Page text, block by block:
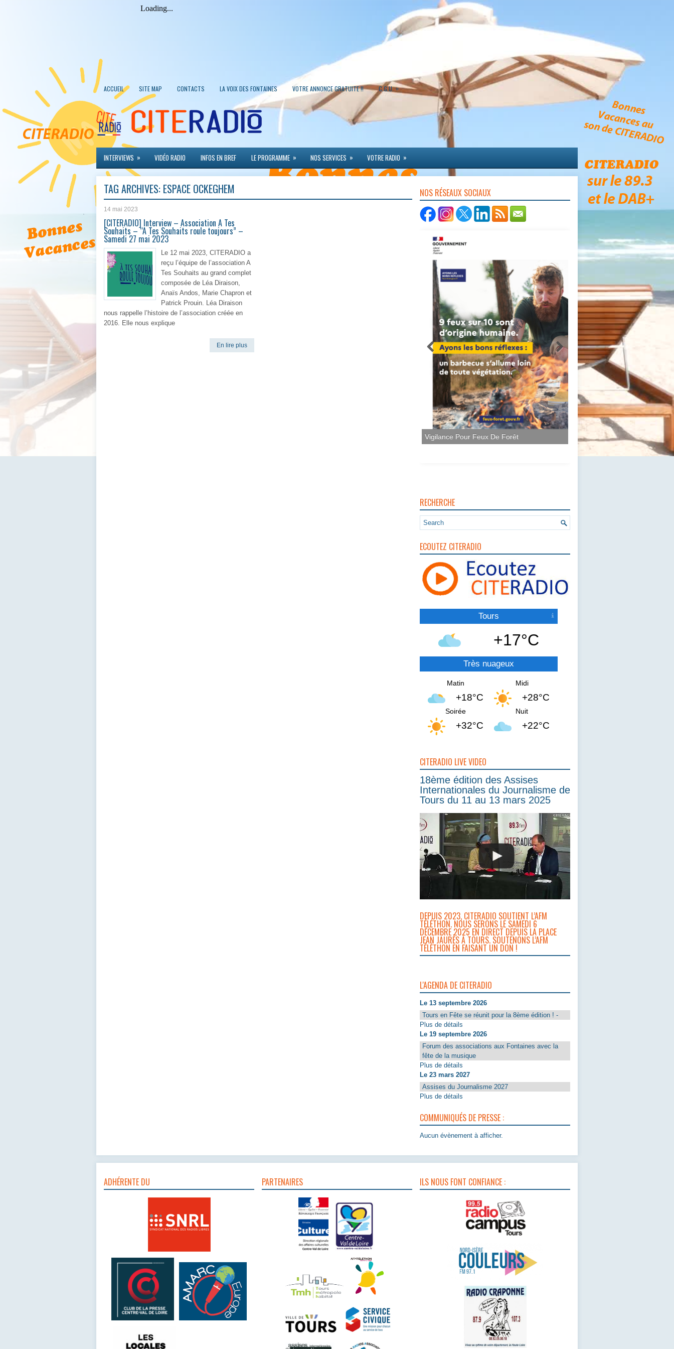
ACCUEIL SITE MAP CONTACTS LA VOIX DES FONTAINES VOTRE ANNONCE GRATUITE !! C.G.U. »
INTERVIEWS » VIDÉO RADIO INFOS EN BREF LE PROGRAMME » NOS SERVICES » VOTRE RADIO »
TAG ARCHIVES: ESPACE OCKEGHEM
14 mai 2023
[CITERADIO] Interview – Association A Tes
Souhaits – “A Tes Souhaits roule toujours” –
Samedi 27 mai 2023
Le 12 mai 2023, CITERADIO a
reçu l’équipe de l’association A
Tes Souhaits au grand complet
composée de Léa Diraison,
Anaïs Andos, Marie Chapron et
Patrick Prouin. Léa Diraison
nous rappelle l’histoire de l’association créée en
2016. Elle nous explique
En lire plus
NOS RÉSEAUX SOCIAUX
Vigilance Pour Feux De Forêt
RECHERCHE
ECOUTEZ CITERADIO
Tours
+17°C
Très nuageux
Matin
+18°C
Midi
+28°C
Soirée
+32°C
Nuit
+22°C
CITERADIO LIVE VIDEO
18ème édition des Assises
Internationales du Journalisme de
Tours du 11 au 13 mars 2025
DEPUIS 2023, CITERADIO SOUTIENT L’AFM
TÉLÉTHON. NOUS SERONS LE SAMEDI 6
DÉCEMBRE 2025 EN DIRECT DEPUIS LA PLACE
JEAN JAURÈS À TOURS. SOUTENONS L’AFM
TÉLÉTHON EN FAISANT UN DON !
L'AGENDA DE CITERADIO
Le 13 septembre 2026
Tours en Fête se réunit pour la 8ème édition ! -
Plus de détails
Le 19 septembre 2026
Forum des associations aux Fontaines avec la
fête de la musique
Plus de détails
Le 23 mars 2027
Assises du Journalisme 2027
Plus de détails
COMMUNIQUÉS DE PRESSE :
Aucun évènement à afficher.
ADHÉRENTE DU PARTENAIRES ILS NOUS FONT CONFIANCE :